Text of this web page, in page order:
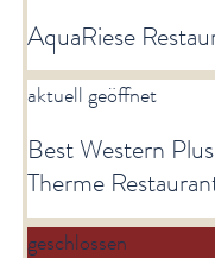
AquaRiese
aktuell geöffnet
Best Western
Therme
geschlossen